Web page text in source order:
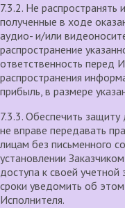
7.3.2. Не
полученные в ходе
аудио- и/или
распространение
ответственность перед
распространения
прибыль, в размере
7.3.3. Обеспечить
не вправе передавать
лицам без письменного
установлении
доступа к своей учетной
сроки уведомить об
Исполнителя.